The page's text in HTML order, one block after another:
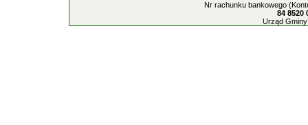
Nr rachunku bankowego
84 8520
Urząd